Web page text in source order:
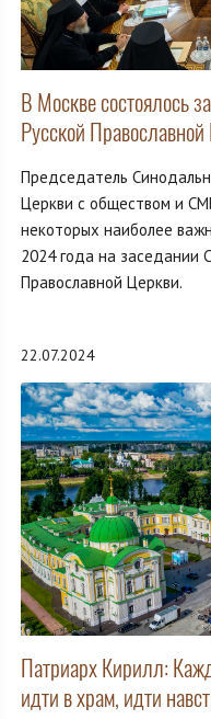
В Москве состоялось
Русской
Председатель
Церкви с обществом и
некоторых наиболее
2024 года на заседании
Православной Церкви.
22.07.2024
Патриарх Кирилл:
идти в храм, идти